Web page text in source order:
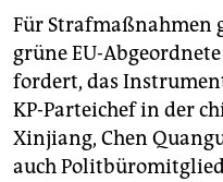
Für Strafmaßnahmen
grüne EU-
fordert, das
KP-Parteichef in der
Xinjiang, Chen
auch